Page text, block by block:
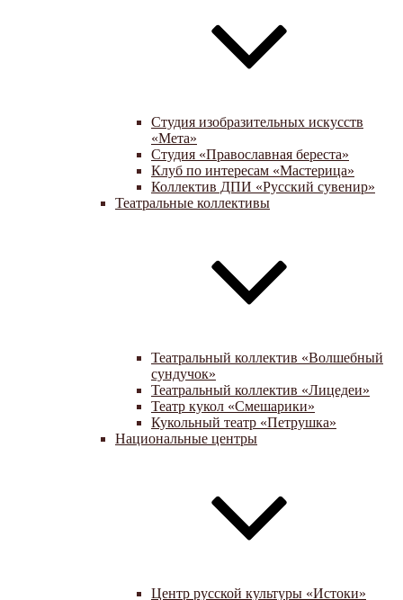
Студия изобразительных искусств
«Мета»
Студия «Православная береста»
Клуб по интересам «Мастерица»
Коллектив ДПИ «Русский сувенир»
Театральные коллективы
Театральный коллектив «Волшебный
сундучок»
Театральный коллектив «Лицедеи»
Театр кукол «Смешарики»
Кукольный театр «Петрушка»
Национальные центры
Центр русской культуры «Истоки»